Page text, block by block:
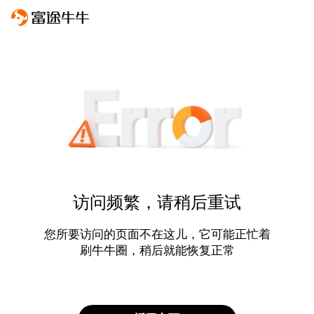
访问频繁，请稍后重试
您所要访问的页面不在这儿，它可能正忙着
刷牛牛圈，稍后就能恢复正常